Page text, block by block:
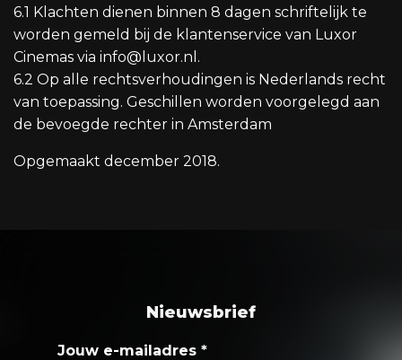
6.1 Klachten dienen binnen 8 dagen schriftelijk te
worden gemeld bij de klantenservice van Luxor
Cinemas via info@luxor.nl.
6.2 Op alle rechtsverhoudingen is Nederlands recht
van toepassing. Geschillen worden voorgelegd aan
de bevoegde rechter in Amsterdam
Opgemaakt december 2018.
Nieuwsbrief
Jouw e-mailadres *